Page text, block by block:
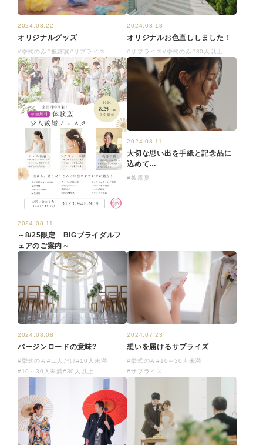
2024.08.22
オリジナルグッズ
#挙式のみ#披露宴#サプライズ
2024.08.18
オリジナルお色直ししました！
#サプライズ#挙式のみ#30人以上
2024.08.11
～8/25限定 BIGブライダルフ
ェアのご案内～
2024.08.11
大切な思い出を手紙と記念品に
込めて…
#披露宴
2024.08.08
バージンロードの意味?
#挙式のみ#二人だけ#10人未満
#10～30人未満#30人以上
2024.07.23
想いを届けるサプライズ
#挙式のみ#10～30人未満
#サプライズ